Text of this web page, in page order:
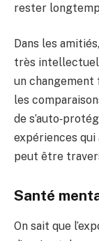
rester
Dans les
très
un
les
de
expériences qui
peut être
Santé
On sait que